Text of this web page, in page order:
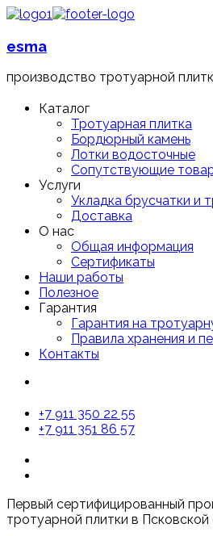
esma
производство тротуарной
Каталог
Тротуарная плитка
Бордюрный камень
Лотки водосточные
Сопутствующие
Услуги
Укладка брусчатки и
Доставка
О нас
Общая информация
Сертификаты
Наши работы
Полезное
Гарантия
Гарантия на
Правила хранения и
Контакты
+7 911 350 22 55
+7 911 351 86 57
Первый сертифицированный
тротуарной плитки в Псковской